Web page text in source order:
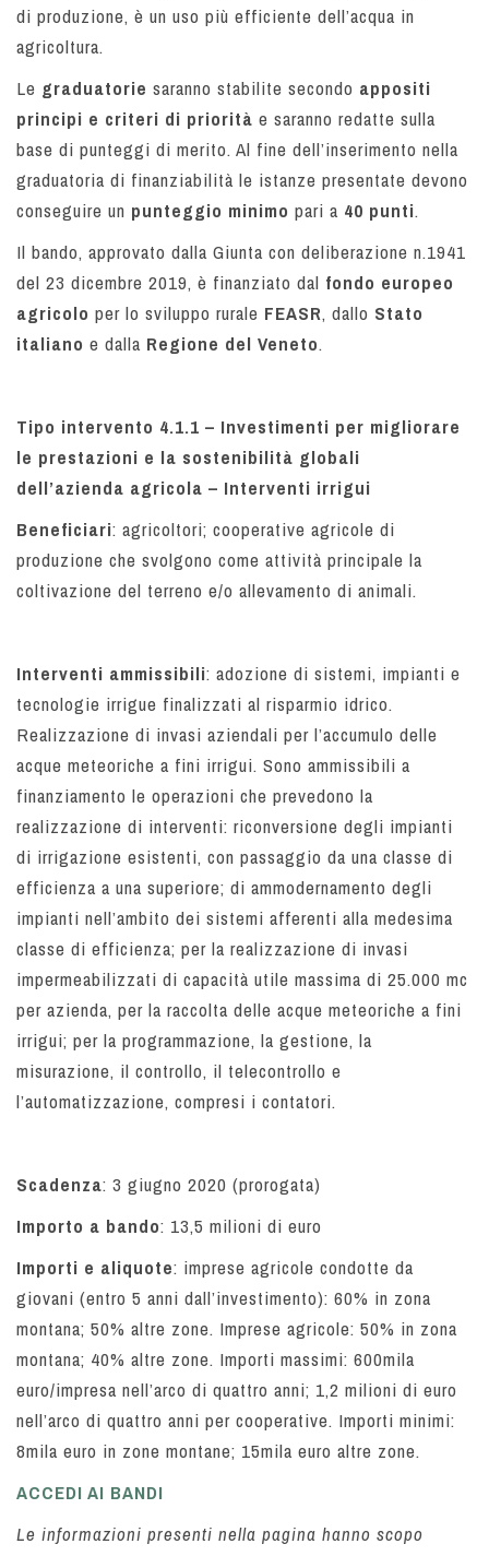
di produzione, è un uso più efficiente dell’acqua in
agricoltura.
Le graduatorie saranno stabilite secondo appositi
principi e criteri di priorità e saranno redatte sulla
base di punteggi di merito. Al fine dell’inserimento nella
graduatoria di finanziabilità le istanze presentate devono
conseguire un punteggio minimo pari a 40 punti.
Il bando, approvato dalla Giunta con deliberazione n.1941
del 23 dicembre 2019, è finanziato dal fondo europeo
agricolo per lo sviluppo rurale FEASR, dallo Stato
italiano e dalla Regione del Veneto.
Tipo intervento 4.1.1 – Investimenti per migliorare
le prestazioni e la sostenibilità globali
dell’azienda agricola – Interventi irrigui
Beneficiari: agricoltori; cooperative agricole di
produzione che svolgono come attività principale la
coltivazione del terreno e/o allevamento di animali.
Interventi ammissibili: adozione di sistemi, impianti e
tecnologie irrigue finalizzati al risparmio idrico.
Realizzazione di invasi aziendali per l’accumulo delle
acque meteoriche a fini irrigui. Sono ammissibili a
finanziamento le operazioni che prevedono la
realizzazione di interventi: riconversione degli impianti
di irrigazione esistenti, con passaggio da una classe di
efficienza a una superiore; di ammodernamento degli
impianti nell’ambito dei sistemi afferenti alla medesima
classe di efficienza; per la realizzazione di invasi
impermeabilizzati di capacità utile massima di 25.000 mc
per azienda, per la raccolta delle acque meteoriche a fini
irrigui; per la programmazione, la gestione, la
misurazione, il controllo, il telecontrollo e
l’automatizzazione, compresi i contatori.
Scadenza: 3 giugno 2020 (prorogata)
Importo a bando: 13,5 milioni di euro
Importi e aliquote: imprese agricole condotte da
giovani (entro 5 anni dall’investimento): 60% in zona
montana; 50% altre zone. Imprese agricole: 50% in zona
montana; 40% altre zone. Importi massimi: 600mila
euro/impresa nell’arco di quattro anni; 1,2 milioni di euro
nell’arco di quattro anni per cooperative. Importi minimi:
8mila euro in zone montane; 15mila euro altre zone.
ACCEDI AI BANDI
Le informazioni presenti nella pagina hanno scopo